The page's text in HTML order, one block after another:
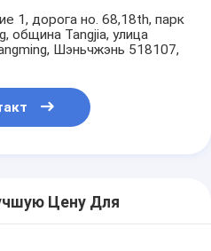
1, дорога но. 68,18th, парк
община Tangjia, улица
Шэньчжэнь 518107,
Цену Для